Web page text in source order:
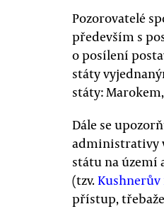
Pozorovatelé
především s
o posílení
státy
státy:
Dále se
administrativy
státu na území
(tzv.
přístup,